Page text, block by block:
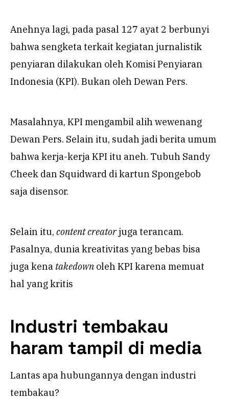
Anehnya lagi, pada pasal 127 ayat 2 berbunyi
bahwa sengketa terkait kegiatan jurnalistik
penyiaran dilakukan oleh Komisi Penyiaran
Indonesia (KPI). Bukan oleh Dewan Pers.
Masalahnya, KPI mengambil alih wewenang
Dewan Pers. Selain itu, sudah jadi berita umum
bahwa kerja-kerja KPI itu aneh. Tubuh Sandy
Cheek dan Squidward di kartun Spongebob
saja disensor.
Selain itu, content creatorjuga terancam.
Pasalnya, dunia kreativitas yang bebas bisa
juga kena takedown oleh KPI karena memuat
hal yang kritis
Industri tembakau
haram tampil di media
Lantas apa hubungannya dengan industri
tembakau?